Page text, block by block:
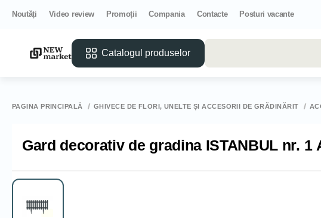
Noutăți Video review Promoții Compania Contacte Posturi vacante
Catalogul produselor
PAGINA PRINCIPALĂ GHIVECE DE FLORI, UNELTE ȘI ACCESORII DE GRĂDINĂRIT
Gard decorativ de gradina ISTANBUL nr. 1